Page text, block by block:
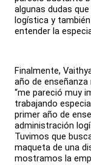
algunas dudas
logística y
entender la
Finalmente,
año de
“me pareció muy
trabajando
primer año de
administración
Tuvimos que
maqueta de una
mostramos la